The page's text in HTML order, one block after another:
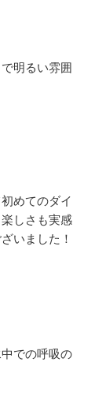
明るい雰囲
めてのダイ
しさも実感
いました！
での呼吸の